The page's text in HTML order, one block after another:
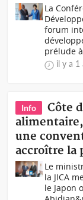
La
forum
prélude à
il y a 1
Info
Côte
une
accroître la
Le
la JICA
le Japon